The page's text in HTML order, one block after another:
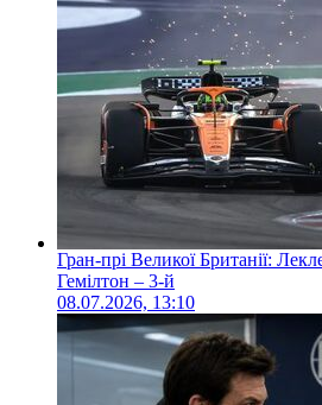
Гран-прі Великої Британії:
Гемілтон – 3-й
08.07.2026, 13:10